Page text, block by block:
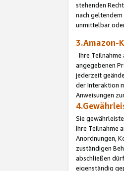
stehenden
nach
unmittelbar
3.Amazon-
Ihre
angegebenen
jederzeit
der Interaktion
Anweisungen
Sie
Ihre Teilnahme
Anordnungen,
zuständigen
abschließen
eigenständig